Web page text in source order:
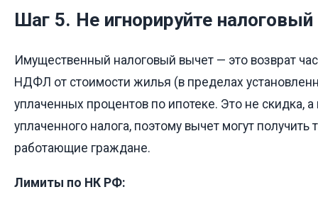
Шаг 5. Не игнорируйте
Имущественный налоговый вычет — это возврат
НДФЛ от стоимости жилья (в пределах
уплаченных процентов по ипотеке. Это не скидка, а
уплаченного налога, поэтому вычет могут
работающие граждане.
Лимиты по НК РФ: